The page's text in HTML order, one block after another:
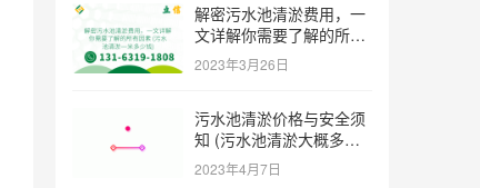
解密污水池清淤费用，一
文详解你需要了解的所有
因素 (污水池清淤一米多
少钱)
2023年3月26日
污水池清淤价格与安全须
知 (污水池清淤大概多少
一方)
2023年4月7日